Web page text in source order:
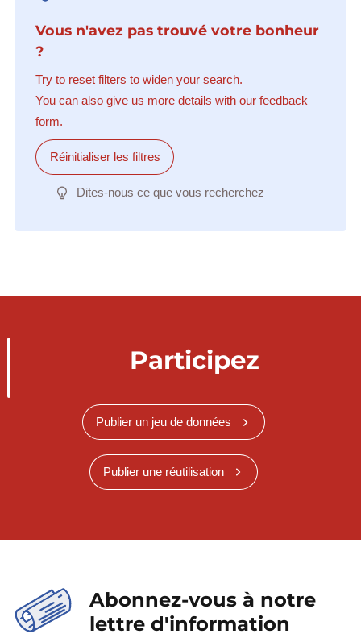
Vous n'avez pas trouvé votre bonheur
?
Try to reset filters to widen your search.
You can also give us more details with our feedback
form.
Réinitialiser les filtres
Dites-nous ce que vous recherchez
Participez
Publier un jeu de données
Publier une réutilisation
Abonnez-vous à notre
lettre d'information